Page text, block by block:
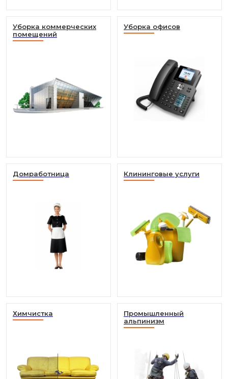
Уборка коммерческих
помещений
Уборка офисов
Домработница Клининговые услуги
Химчистка
Промышленный
альпинизм